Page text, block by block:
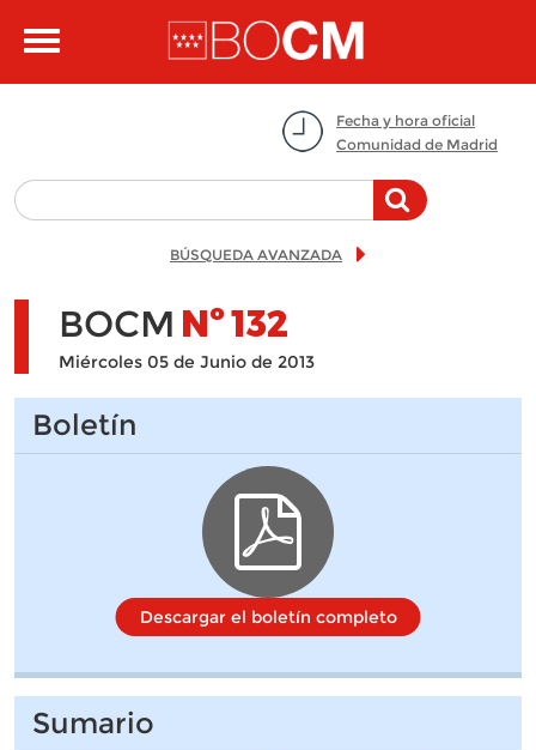
Toggle
Fecha y hora oficial
Comunidad de Madrid
BÚSQUEDA AVANZADA
BOCM Nº132
Miércoles 05 de Junio de 2013
Boletín
Descargar el boletín completo
Sumario